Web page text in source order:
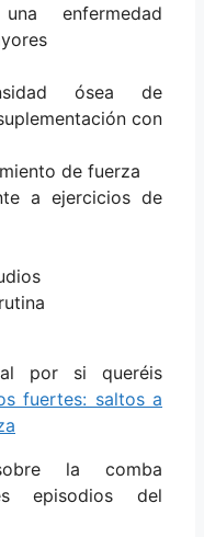
enfermedad
ósea de
con
de fuerza
a ejercicios de
por si queréis
fuertes: saltos a
la comba
episodios del